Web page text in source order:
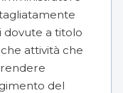
dovute a titolo
attività che
del